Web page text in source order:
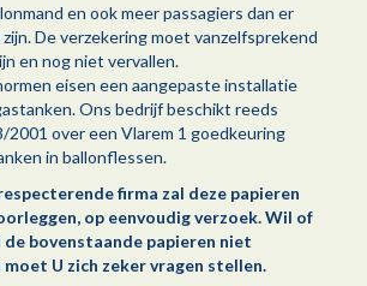
en ook meer passagiers dan er
De verzekering moet vanzelfsprekend
en nog niet vervallen.
eisen een aangepaste installatie
Ons bedrijf beschikt reeds
2001 over een Vlarem 1 goedkeuring
in ballonflessen.
firma zal deze papieren
op eenvoudig verzoek. Wil of
bovenstaande papieren niet
U zich zeker vragen stellen.